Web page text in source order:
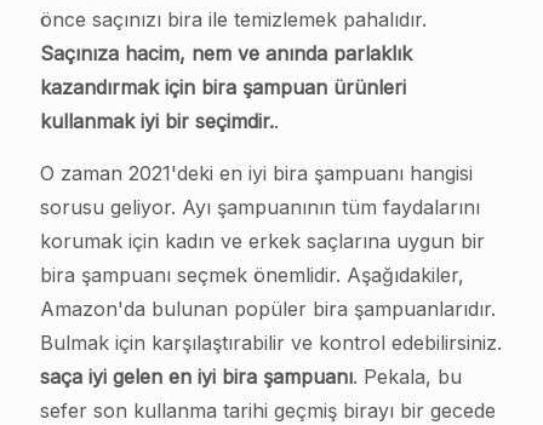
önce saçınızı bira ile temizlemek pahalıdır.
Saçınıza hacim, nem ve anında parlaklık
kazandırmak için bira şampuan ürünleri
kullanmak iyi bir seçimdir..
O zaman 2021'deki en iyi bira şampuanı hangisi
sorusu geliyor. Ayı şampuanının tüm faydalarını
korumak için kadın ve erkek saçlarına uygun bir
bira şampuanı seçmek önemlidir. Aşağıdakiler,
Amazon'da bulunan popüler bira şampuanlarıdır.
Bulmak için karşılaştırabilir ve kontrol edebilirsiniz.
saça iyi gelen en iyi bira şampuanı. Pekala, bu
sefer son kullanma tarihi geçmiş birayı bir gecede